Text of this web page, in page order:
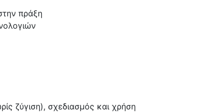
πράξη
ζύγιση), σχεδιασμός και χρήση